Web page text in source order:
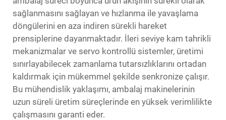
sağlanmasını sağlayan ve hızlanma ile yavaşlama
döngülerini en aza indiren sürekli hareket
prensiplerine dayanmaktadır. İleri seviye kam tahrikli
mekanizmalar ve servo kontrollü sistemler, üretimi
sınırlayabilecek zamanlama tutarsızlıklarını ortadan
kaldırmak için mükemmel şekilde senkronize çalışır.
Bu mühendislik yaklaşımı, ambalaj makinelerinin
uzun süreli üretim süreçlerinde en yüksek verimlilikte
çalışmasını garanti eder.